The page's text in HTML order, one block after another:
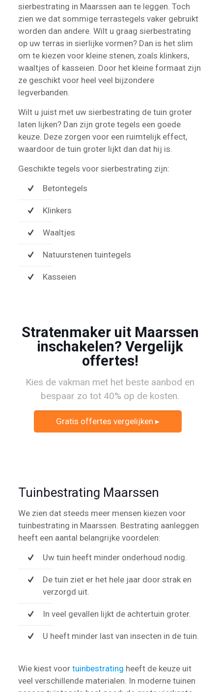
sierbestrating in Maarssen aan te leggen. Toch
zien we dat sommige terrastegels vaker gebruikt
worden dan andere. Wilt u graag sierbestrating
op uw terras in sierlijke vormen? Dan is het slim
om te kiezen voor kleine stenen, zoals klinkers,
waaltjes of kasseien. Door het kleine formaat zijn
ze geschikt voor heel veel bijzondere
legverbanden.
Wilt u juist met uw sierbestrating de tuin groter
laten lijken? Dan zijn grote tegels een goede
keuze. Deze zorgen voor een ruimtelijk effect,
waardoor de tuin groter lijkt dan dat hij is.
Geschikte tegels voor sierbestrating zijn:
Betontegels
Klinkers
Waaltjes
Natuurstenen tuintegels
Kasseien
Stratenmaker uit Maarssen
inschakelen? Vergelijk
offertes!
Kies de vakman met het beste aanbod en
bespaar zo tot 40% op de kosten.
Gratis offertes vergelijken ▸
Tuinbestrating Maarssen
We zien dat steeds meer mensen kiezen voor
tuinbestrating in Maarssen. Bestrating aanleggen
heeft een aantal belangrijke voordelen:
Uw tuin heeft minder onderhoud nodig.
De tuin ziet er het hele jaar door strak en
verzorgd uit.
In veel gevallen lijkt de achtertuin groter.
U heeft minder last van insecten in de tuin.
Wie kiest voor tuinbestrating heeft de keuze uit
veel verschillende materialen. In moderne tuinen